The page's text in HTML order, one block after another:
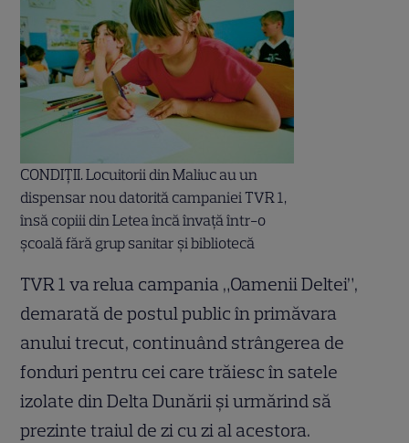
CONDIŢII. Locuitorii din Maliuc au un
dispensar nou datorită campaniei TVR 1,
însă copiii din Letea încă învaţă într-o
şcoală fără grup sanitar şi bibliotecă
TVR 1 va relua campania „Oamenii Deltei”,
demarată de postul public în primăvara
anului trecut, continuând strângerea de
fonduri pentru cei care trăiesc în satele
izolate din Delta Dunării şi urmărind să
prezinte traiul de zi cu zi al acestora.